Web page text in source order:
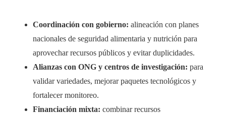
Coordinación con gobierno: alineación con planes
nacionales de seguridad alimentaria y nutrición para
aprovechar recursos públicos y evitar duplicidades.
Alianzas con ONG y centros de investigación: para
validar variedades, mejorar paquetes tecnológicos y
fortalecer monitoreo.
Financiación mixta: combinar recursos